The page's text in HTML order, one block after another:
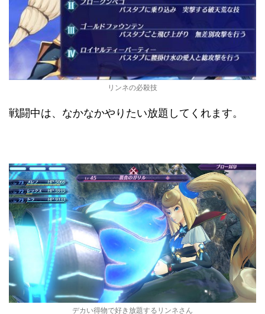
リンネの必殺技
戦闘中は、なかなかやりたい放題してくれます。
デカい得物で好き放題するリンネさん